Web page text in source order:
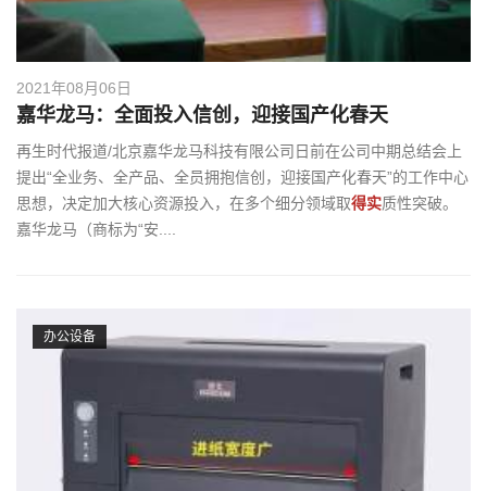
2021年08月06日
嘉华龙马：全面投入信创，迎接国产化春天
再生时代报道/北京嘉华龙马科技有限公司日前在公司中期总结会上
提出“全业务、全产品、全员拥抱信创，迎接国产化春天”的工作中心
思想，决定加大核心资源投入，在多个细分领域取得实质性突破。
嘉华龙马（商标为“安....
办公设备